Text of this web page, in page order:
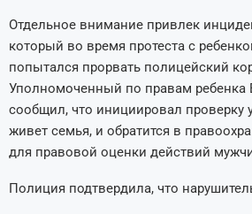
Отдельное внимание привлек
который во время протеста с
попытался прорвать полицейский
Уполномоченный по правам ребенка
сообщил, что инициировал проверку
живет семья, и обратится в
для правовой оценки действий
Полиция подтвердила, что